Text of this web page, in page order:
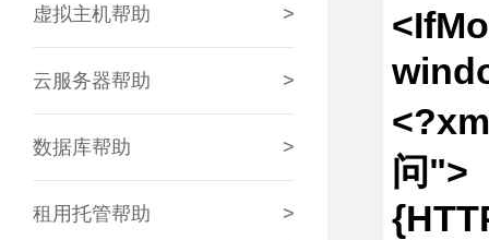
>
虚拟主机帮助
>
云服务器帮助
>
数据库帮助
>
租用托管帮助
问